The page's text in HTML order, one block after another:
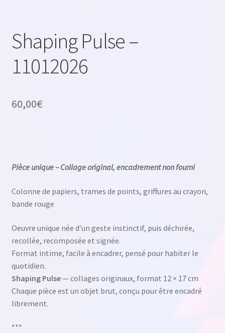
Shaping Pulse –
11012026
60,00€
Pièce unique – Collage original, encadrement non fourni
Colonne de papiers, trames de points, griffures au crayon,
bande rouge
Oeuvre unique née d’un geste instinctif, puis déchirée,
recollée, recomposée et signée.
Format intime, facile à encadrer, pensé pour habiter le
quotidien.
Shaping Pulse— collages originaux, format 12 × 17 cm
Chaque pièce est un objet brut, conçu pour être encadré
librement.
***